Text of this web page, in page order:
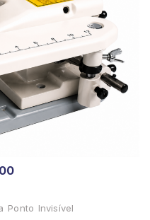
Ponto Invisível